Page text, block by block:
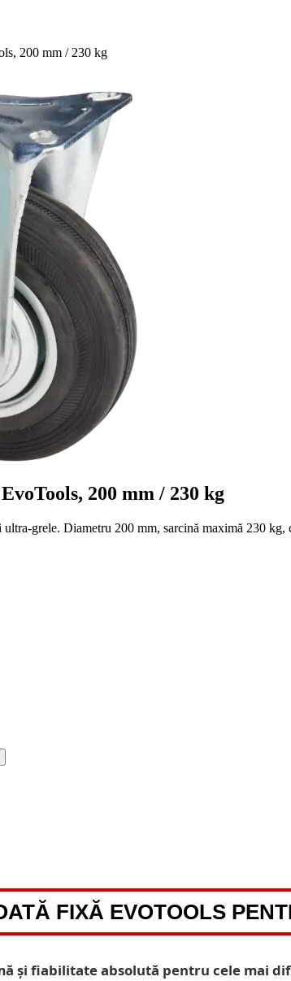
200 mm / 230 kg
200 mm / 230 kg
grele. Diametru 200 mm, sarcină maximă 230
FIXĂ EVOTOOLS
și fiabilitate absolută pentru cele mai